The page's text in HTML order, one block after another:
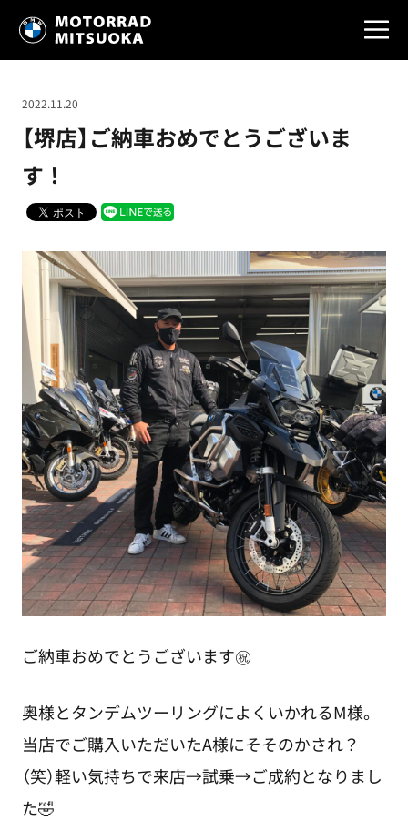
【堺店】ご納車おめでとうございま
す！
2022.11.20
ご納車おめでとうございます㊗️
奥様とタンデムツーリングによくいかれるM様。
当店でご購入いただいたA様にそそのかされ？
（笑）軽い気持ちで来店→試乗→ご成約となりまし
た🤣